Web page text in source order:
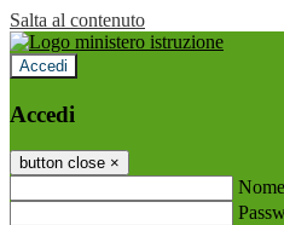
Salta al contenuto
Accedi
Accedi
button close ×